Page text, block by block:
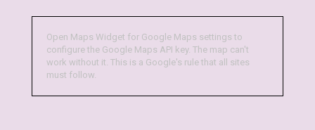
Open Maps Widget for Google Maps settings to
configure the Google Maps API key. The map can't
work without it. This is a Google's rule that all sites
must follow.